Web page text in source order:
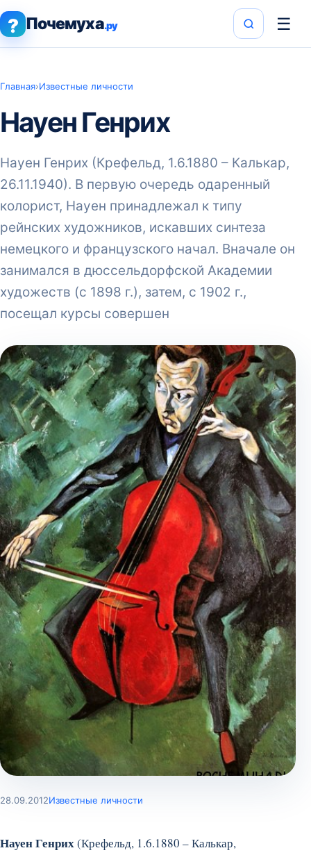
? Почемуха.ру ☰
Главная›Известные личности
Науен Генрих
Науен Генрих (Крефельд, 1.6.1880 – Калькар,
26.11.1940). В первую очередь одаренный
колорист, Науен принадлежал к типу
рейнских художников, искавших синтеза
немецкого и французского начал. Вначале он
занимался в дюссельдорфской Академии
художеств (с 1898 г.), затем, с 1902 г.,
посещал курсы совершен
28.09.2012Известные личности
Науен Генрих(Крефельд, 1.6.1880 – Калькар,